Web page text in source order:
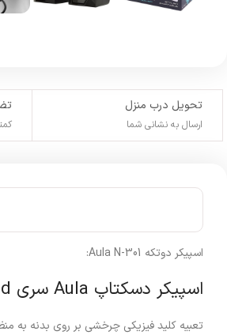
تحویل درب منزل
ارسال به نشانی شما
اسپیکر دوتکه Aula N-301:
اسپیکر دسکتاپ Aula سری Wind مدل N-301
تعبیه کلید فیزیکی چرخشی بر روی بدنه به